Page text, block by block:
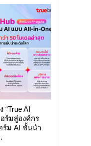
“True AI
ร์มสู่องค์กร
ร์ม AI ชั้นนำ